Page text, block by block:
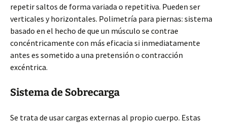
repetir saltos de forma variada o repetitiva. Pueden ser
verticales y horizontales. Polimetría para piernas: sistema
basado en el hecho de que un músculo se contrae
concéntricamente con más eficacia si inmediatamente
antes es sometido a una pretensión o contracción
excéntrica.
Sistema de Sobrecarga
Se trata de usar cargas externas al propio cuerpo. Estas